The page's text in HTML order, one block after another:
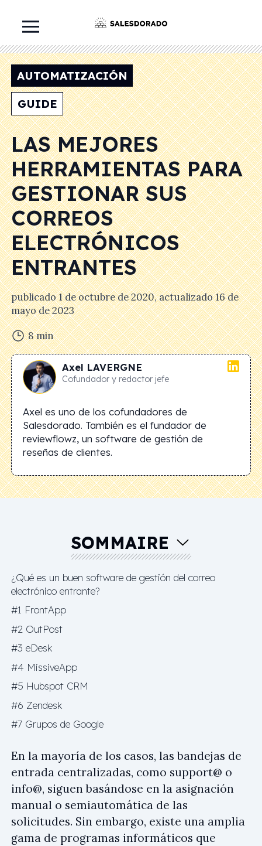
AUTOMATIZACIÓN
GUIDE
LAS MEJORES
HERRAMIENTAS PARA
GESTIONAR SUS
CORREOS
ELECTRÓNICOS
ENTRANTES
publicado1 de octubre de 2020, actualizado16 de
mayo de 2023
8 min
Axel LAVERGNE
Cofundador y redactor jefe
Axel es uno de los cofundadores de
Salesdorado. También es el fundador de
reviewflowz, un software de gestión de
reseñas de clientes.
SOMMAIRE
¿Qué es un buen software de gestión del correo
electrónico entrante?
#1 FrontApp
#2 OutPost
#3 eDesk
#4 MissiveApp
#5 Hubspot CRM
#6 Zendesk
#7 Grupos de Google
En la mayoría de los casos, las bandejas de
entrada centralizadas, como support@ o
info@, siguen basándose en la asignación
manual o semiautomática de las
solicitudes. Sin embargo, existe una amplia
gama de programas informáticos que